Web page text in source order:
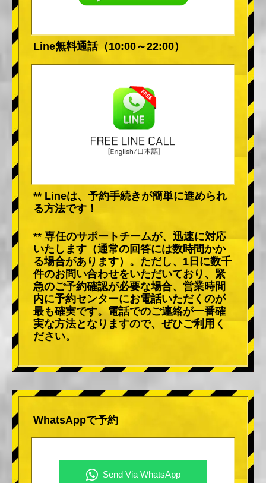
Line無料通話（10:00～22:00）
** Lineは、予約手続きが簡単に進められ
る方法です！
** 専任のサポートチームが、迅速に対応
いたします（通常の回答には数時間かか
る場合があります）。ただし、1日に数千
件のお問い合わせをいただいており、緊
急のご予約確認が必要な場合、営業時間
内に予約センターにお電話いただくのが
最も確実です。電話でのご連絡が一番確
実な方法となりますので、ぜひご利用く
ださい。
WhatsAppで予約